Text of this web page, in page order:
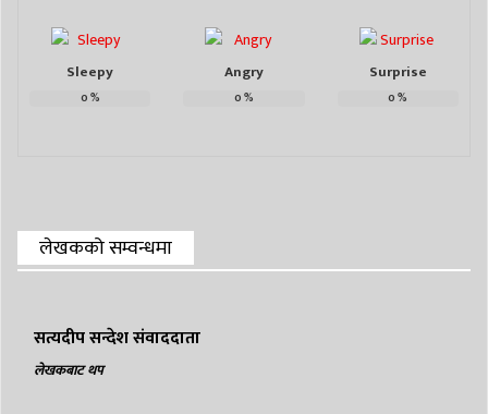
Sleepy
0%
Angry
0%
Surprise
0%
लेखकको सम्वन्धमा
सत्यदीप सन्देश संवाददाता
लेखकबाट थप